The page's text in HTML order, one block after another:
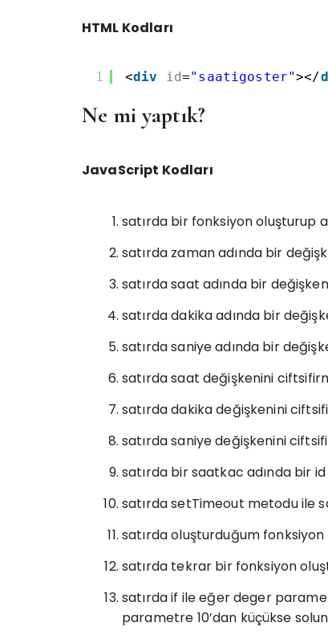
HTML Kodları
1 <div id="saatigoster"></
Ne mi yaptık?
JavaScript Kodları
satırda bir fonksiyon oluşturup
satırda zaman adında bir
satırda saat adında bir
satırda dakika adında bir
satırda saniye adında bir
satırda saat değişkenini
satırda dakika değişkenini
satırda saniye değişkenini
satırda bir saatkac adında bir
satırda setTimeout metodu ile
satırda oluşturduğum fonksiyon
satırda tekrar bir fonksiyon
satırda if ile eğer deger
parametre 10’dan küçükse